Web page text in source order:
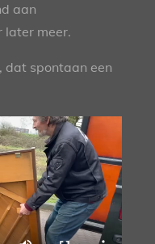
aan
later meer.
, dat spontaan een